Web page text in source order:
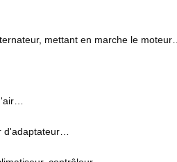
mettant en marche le moteur…
d'adaptateur…